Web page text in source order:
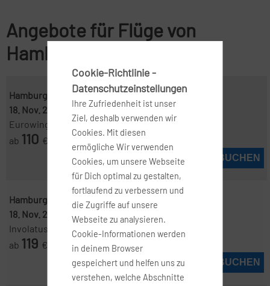
Angebote für Flüge von
Hamburg nach Lissabon
Hamburg ( HAM )-Lissabon ( LIS )
18. Nov. 2026
24. Nov. 2026
Eurowings
ab 110 €
JETZT BUCHEN
Hamburg ( HAM )
Lissabon ( LIS )
18. Nov. 2026
24. Nov. 2026
Involatus
ab 119 €
JETZT BUCHEN
Cookie-Richtlinie -
Datenschutzeinstellungen
Ihre Zufriedenheit ist unser
Ziel, deshalb verwenden wir
Cookies. Mit diesen
ermögliche Wir verwenden
Cookies, um unsere Webseite
für Dich optimal zu gestalten,
fortlaufend zu verbessern und
die Zugriffe auf unsere
Webseite zu analysieren.
Cookie-Informationen werden
in deinem Browser
gespeichert und helfen uns zu
verstehen, welche Abschnitte